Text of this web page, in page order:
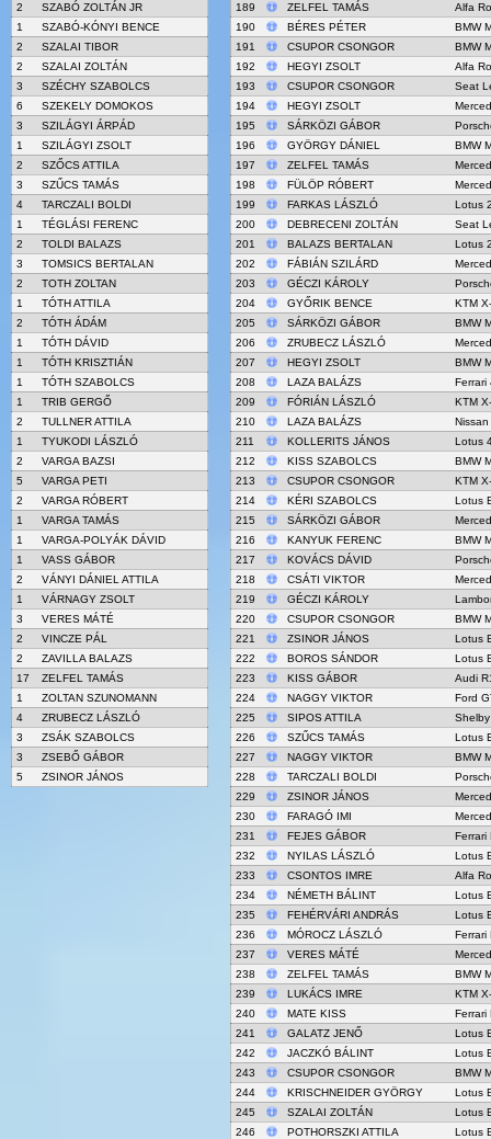
2
SZABÓ ZOLTÁN JR
1
SZABÓ-KÓNYI BENCE
2
SZALAI TIBOR
2
SZALAI ZOLTÁN
3
SZÉCHY SZABOLCS
6
SZEKELY DOMOKOS
3
SZILÁGYI ÁRPÁD
1
SZILÁGYI ZSOLT
2
SZŐCS ATTILA
3
SZŰCS TAMÁS
4
TARCZALI BOLDI
1
TÉGLÁSI FERENC
2
TOLDI BALAZS
3
TOMSICS BERTALAN
2
TOTH ZOLTAN
1
TÓTH ATTILA
2
TÓTH ÁDÁM
1
TÓTH DÁVID
1
TÓTH KRISZTIÁN
1
TÓTH SZABOLCS
1
TRIB GERGŐ
2
TULLNER ATTILA
1
TYUKODI LÁSZLÓ
2
VARGA BAZSI
5
VARGA PETI
2
VARGA RÓBERT
1
VARGA TAMÁS
1
VARGA-POLYÁK DÁVID
1
VASS GÁBOR
2
VÁNYI DÁNIEL ATTILA
1
VÁRNAGY ZSOLT
3
VERES MÁTÉ
2
VINCZE PÁL
2
ZAVILLA BALAZS
17
ZELFEL TAMÁS
1
ZOLTAN SZUNOMANN
4
ZRUBECZ LÁSZLÓ
3
ZSÁK SZABOLCS
3
ZSEBŐ GÁBOR
5
ZSINOR JÁNOS
189 ZELFEL TAMÁS
Alfa
190
BÉRES PÉTER
BMW
191
CSUPOR CSONGOR
BMW
192
HEGYI ZSOLT
Alfa
193
CSUPOR CSONGOR
Seat
194
HEGYI ZSOLT
195
SÁRKÖZI GÁBOR
196
GYÖRGY DÁNIEL
BMW
197
ZELFEL TAMÁS
198
FÜLÖP RÓBERT
199
FARKAS LÁSZLÓ
Lotus
200
DEBRECENI ZOLTÁN
Seat
201
BALAZS BERTALAN
Lotus
202
FÁBIÁN SZILÁRD
203
GÉCZI KÁROLY
204
GYŐRIK BENCE
KTM
205
SÁRKÖZI GÁBOR
BMW
206
ZRUBECZ LÁSZLÓ
207
HEGYI ZSOLT
BMW
208
LAZA BALÁZS
Ferrari
209
FÓRIÁN LÁSZLÓ
KTM
210
LAZA BALÁZS
Nissan
211
KOLLERITS JÁNOS
Lotus
212
KISS SZABOLCS
BMW
213
CSUPOR CSONGOR
KTM
214
KÉRI SZABOLCS
Lotus
215
SÁRKÖZI GÁBOR
216
KANYUK FERENC
BMW
217
KOVÁCS DÁVID
218
CSÁTI VIKTOR
219
GÉCZI KÁROLY
220
CSUPOR CSONGOR
BMW
221
ZSINOR JÁNOS
Lotus
222
BOROS SÁNDOR
Lotus
223
KISS GÁBOR
Audi
224
NAGGY VIKTOR
Ford
225
SIPOS ATTILA
226
SZŰCS TAMÁS
Lotus
227
NAGGY VIKTOR
BMW
228
TARCZALI BOLDI
229
ZSINOR JÁNOS
230
FARAGÓ IMI
231
FEJES GÁBOR
Ferrari
232
NYILAS LÁSZLÓ
Lotus
233
CSONTOS IMRE
Alfa
234
NÉMETH BÁLINT
Lotus
235
FEHÉRVÁRI ANDRÁS
Lotus
236
MÓROCZ LÁSZLÓ
Ferrari
237
VERES MÁTÉ
238
ZELFEL TAMÁS
BMW
239
LUKÁCS IMRE
KTM
240
MATE KISS
Ferrari
241
GALATZ JENŐ
Lotus
242
JACZKÓ BÁLINT
Lotus
243
CSUPOR CSONGOR
BMW
244
KRISCHNEIDER GYÖRGY
Lotus
245
SZALAI ZOLTÁN
Lotus
246
POTHORSZKI ATTILA
Lotus